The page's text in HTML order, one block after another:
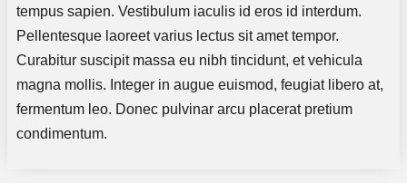
tempus sapien. Vestibulum iaculis id eros id interdum.
Pellentesque laoreet varius lectus sit amet tempor.
Curabitur suscipit massa eu nibh tincidunt, et vehicula
magna mollis. Integer in augue euismod, feugiat libero at,
fermentum leo. Donec pulvinar arcu placerat pretium
condimentum.